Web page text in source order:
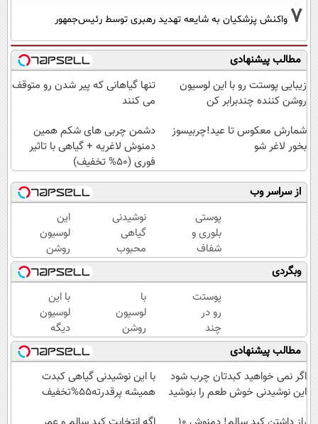
7 واکنش پزشکیان به شایعه تهدید رهبری توسط رئیس‌جمهور
مطالب پیشنهادی
زیبایی پوستت رو با این لوسیون
روشن کننده چندبرابر کن
تنها گیاهانی که پیر شدن رو متوقف
می کنند
شمارش معکوس تا عید!چربیسوز
بخور لاغر شو
دشمن چربی های شکم همین
دمنوش لاغریه + گیاهی با تاثیر
فوری (50% تخفیف)
از سراسر وب
پوستی
بلوری و
شفاف
با این
لوسیون
گیاهی
نوشیدنی
گیاهی
محبوب
برای
افراد
دارای
اضافه
وزن!
60%تخفیف
این
لوسیون
روشن
کننده
پوستت
رو
3سوته
درخشان
میکنه50%تخفیف
وبگردی
پوستت
رو در
چند
ثانیه
روشن،
نرم و
شفاف
با
لوسیون
روشن
کننده
فوری
مثل
برف
با این
لوسیون
دیگه
هیچ لک
و تیرگی
رو
پوستت
مطالب پیشنهادی
اگر نمی خواهید کبدتان چرب شود
این نوشیدنی خوش طعم را بنوشید
با این نوشیدنی گیاهی کبدت
همیشه پرقدرته55%تخفیف